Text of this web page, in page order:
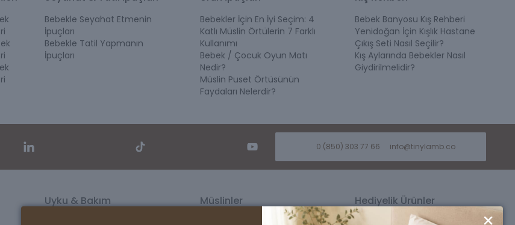
hassas cildiyle uyumlu olması büyük önem taşır. Bu nedenle ebeveynler, bebek ilk alışverişi
ürünlere yönelir.
Bebekle Seyahat Etmenin
İpuçları
Bebekle Tatil Yapmanın
İpuçları
Bebekler İçin En İyi Seçim: 4
Katlı Müslin Örtülerin 7 Farklı
Kullanımı
Bebek / Çocuk Oyun Matı
Nedir?
Müslin Puset Örtüsünün
Faydaları Nelerdir?
Bebek Banyosu Kış Rehberi
Yenidoğan İçin Kışlık Hastane
Çıkış Seti Nasıl Seçilir?
Kış Aylarında Bebekler Nasıl
Giydirilmelidir?
0 (850) 303 77 66 info@tinylamb.co
Uyku & Bakım Müslinler Hediyelik Ürünler
Kız Bebek Hediyesi